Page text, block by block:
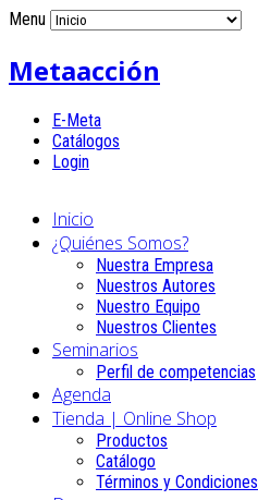
Menu
Metaacción
E-Meta
Catálogos
Login
Inicio
¿Quiénes Somos?
Nuestra Empresa
Nuestros Autores
Nuestro Equipo
Nuestros Clientes
Seminarios
Perfil de competencias
Agenda
Tienda | Online Shop
Productos
Catálogo
Términos y Condiciones